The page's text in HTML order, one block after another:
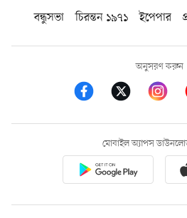
বন্ধুসভা
চিরন্তন ১৯৭১ ইপেপার
অনুসরণ করুন
মোবাইল অ্যাপস